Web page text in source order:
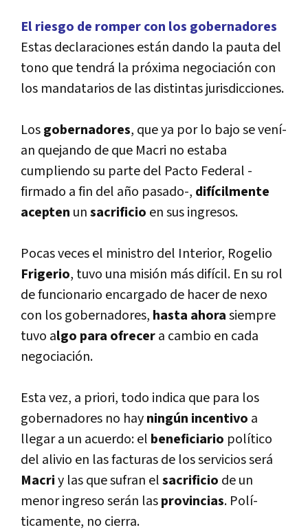
El riesgo de romper con los gobernadores
Estas declaraciones están dando la pauta del
tono que tendrá la próxima negociación con
los mandatarios de las distintas jurisdicciones.
Losgobernadores, que ya por lo bajo se vení­
an quejando de que Macri no estaba
cumpliendo su parte del Pacto Federal -
firmado a fin del año pasado-, difí­cilmente
acepten unsacrificio en sus ingresos.
Pocas veces el ministro del Interior, Rogelio
Frigerio, tuvo una misión más difí­cil. En su rol
de funcionario encargado de hacer de nexo
con los gobernadores, hasta ahorasiempre
tuvo algo para ofrecera cambio en cada
negociación.
Esta vez, a priori, todo indica que para los
gobernadores no hayningún incentivo a
llegar a un acuerdo: el beneficiario polí­tico
del alivio en las facturas de los servicios será
Macriy las que sufran elsacrificio de un
menor ingreso serán lasprovincias. Polí­
ticamente, no cierra.